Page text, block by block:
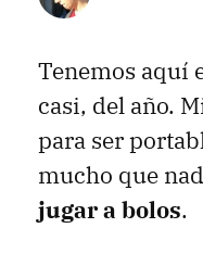
Tenemos aquí
casi, del año.
para ser
mucho que
jugar a bolos.